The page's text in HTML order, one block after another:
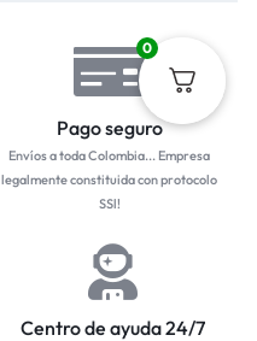
Pago seguro
Envíos a toda Colombia... Empresa
legalmente constituida con protocolo
SSl!
Centro de ayuda 24/7
0